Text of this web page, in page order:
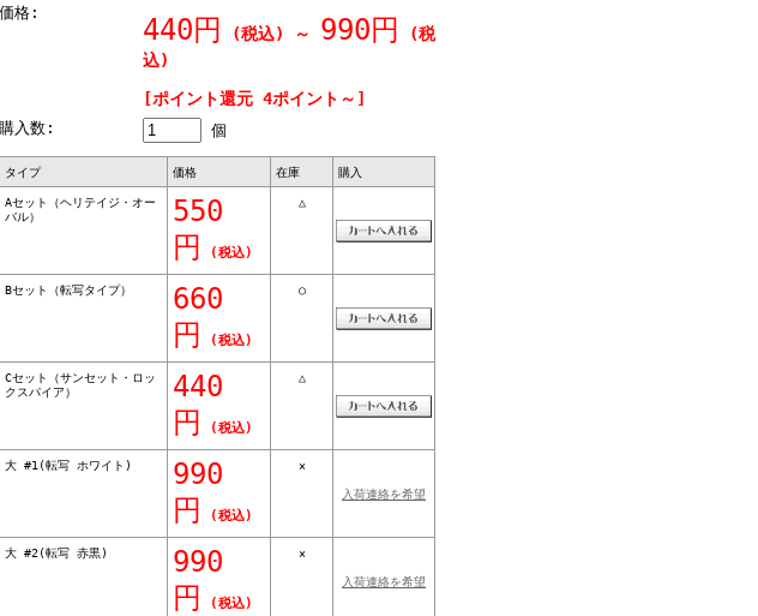
価格:
440円 (税込) ～ 990円
(税
込)
[ポイント還元 4ポイント～]
購入数: 個
タイプ 価格 在庫 購入
Aセット（ヘリテイジ・オー
バル）
550
円
(税込)
△
Bセット（転写タイプ）
660
円
(税込)
○
Cセット（サンセット・ロッ
クスパイア）
440
円
(税込)
△
大 #1(転写 ホワイト)
990
円
(税込)
×
入荷連絡を希望
大 #2(転写 赤黒)
990
円
(税込)
×
入荷連絡を希望